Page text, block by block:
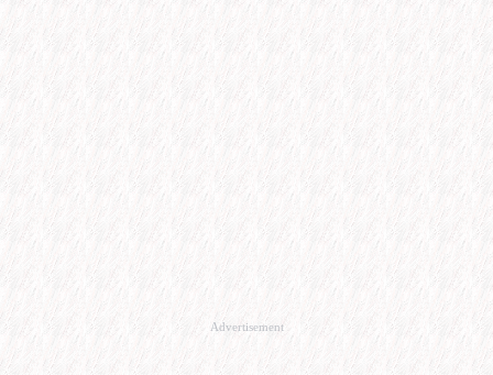
Advertisement